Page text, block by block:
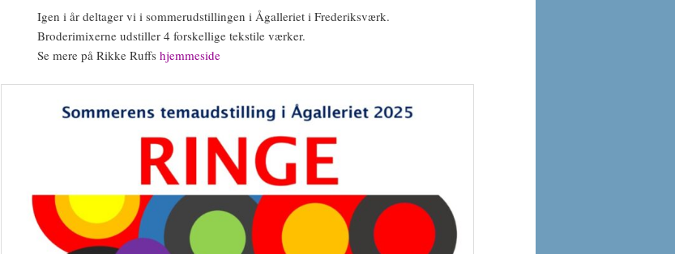
Igen i år deltager vi i sommerudstillingen i Ågalleriet i Frederiksværk.
Broderimixerne udstiller 4 forskellige tekstile værker.
Se mere på Rikke Ruffs hjemmeside